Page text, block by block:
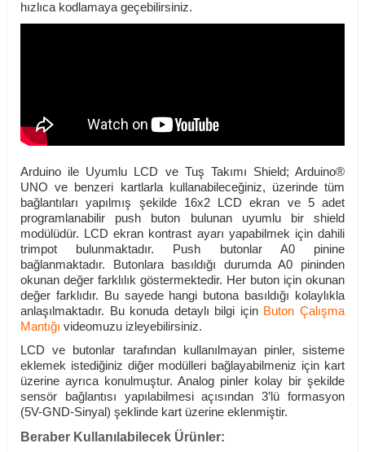
hızlıca kodlamaya geçebilirsiniz.
Arduino ile Uyumlu LCD ve Tuş Takımı Shield; Arduino®
UNO ve benzeri kartlarla kullanabileceğiniz, üzerinde tüm
bağlantıları yapılmış şekilde 16x2 LCD ekran ve 5 adet
programlanabilir push buton bulunan uyumlu bir shield
modülüdür. LCD ekran kontrast ayarı yapabilmek için dahili
trimpot bulunmaktadır. Push butonlar A0 pinine
bağlanmaktadır. Butonlara basıldığı durumda A0 pininden
okunan değer farklılık göstermektedir. Her buton için okunan
değer farklıdır. Bu sayede hangi butona basıldığı kolaylıkla
anlaşılmaktadır. Bu konuda detaylı bilgi için Buton Çalışma
Mantığı videomuzu izleyebilirsiniz.
LCD ve butonlar tarafından kullanılmayan pinler, sisteme
eklemek istediğiniz diğer modülleri bağlayabilmeniz için kart
üzerine ayrıca konulmuştur. Analog pinler kolay bir şekilde
sensör bağlantısı yapılabilmesi açısından 3’lü formasyon
(5V-GND-Sinyal) şeklinde kart üzerine eklenmiştir.
Beraber Kullanılabilecek Ürünler: